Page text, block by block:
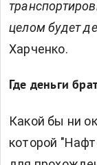
целом будет
Харченко.
Где деньги
Какой бы ни
которой